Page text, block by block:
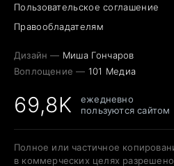
Пользовательское соглашение
Правообладателям
Дизайн — Миша Гончаров
Воплощение — 101 Медиа
69,8K
ежедневно
пользуются сайтом
Полное или частичное
в коммерческих целях